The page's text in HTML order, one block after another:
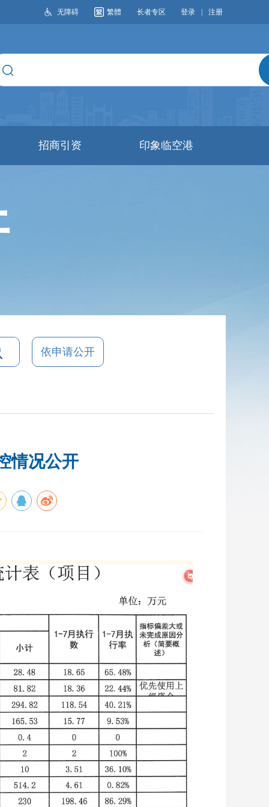
无障碍 繁體 长者专区 登录 注册
招商引资 印象临空港
依申请公开
情况公开